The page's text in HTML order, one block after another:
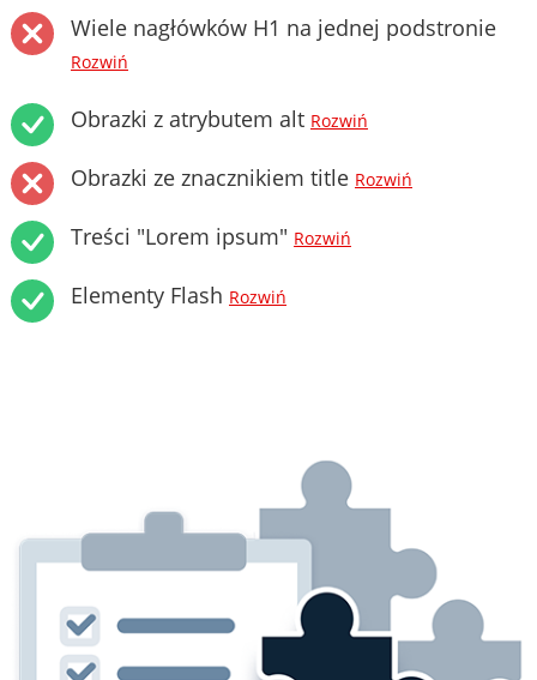
Wiele nagłówków H1 na jednej podstronie
Rozwiń
Obrazki z atrybutem alt Rozwiń
Obrazki ze znacznikiem title Rozwiń
Treści "Lorem ipsum" Rozwiń
Elementy Flash Rozwiń